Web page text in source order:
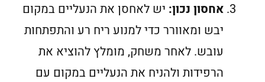
אחסון נכון: יש לאחסן את הנעליים במקום
יבש ומאוורר כדי למנוע ריח רע והתפתחות
עובש. לאחר משחק, מומלץ להוציא את
הרפידות ולהניח את הנעליים במקום עם